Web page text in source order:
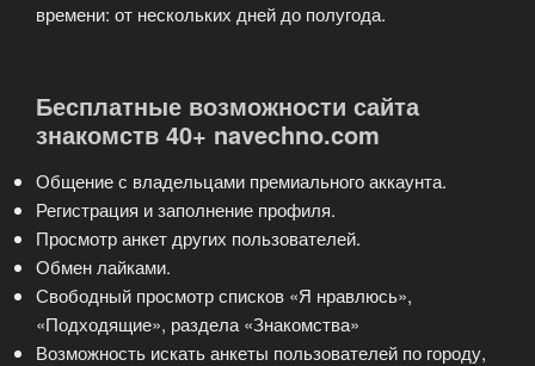
времени: от нескольких дней до полугода.
Бесплатные возможности сайта
знакомств 40+ navechno.com
Общение с владельцами премиального аккаунта.
Регистрация и заполнение профиля.
Просмотр анкет других пользователей.
Обмен лайками.
Свободный просмотр списков «Я нравлюсь»,
«Подходящие», раздела «Знакомства»
Возможность искать анкеты пользователей по городу,